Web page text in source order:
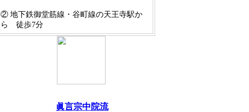
② 地下鉄御堂筋線・谷町線の天王寺駅か
ら 徒歩7分
眞言宗中院流